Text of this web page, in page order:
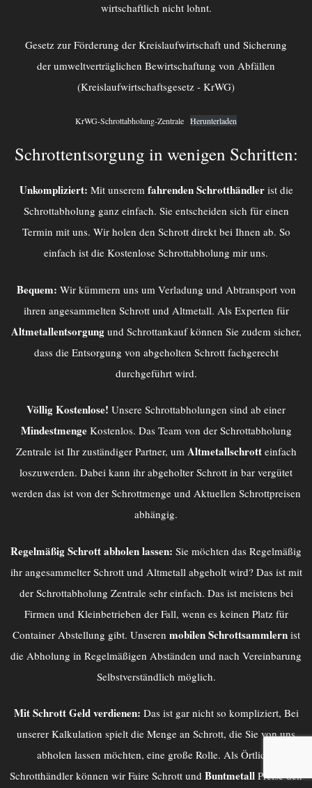
wirtschaftlich nicht lohnt.
Gesetz zur Förderung der Kreislaufwirtschaft und Sicherung
der umweltverträglichen Bewirtschaftung von Abfällen
(Kreislaufwirtschaftsgesetz - KrWG)
KrWG-Schrottabholung-Zentrale Herunterladen
Schrottentsorgung in wenigen Schritten:
Unkompliziert: Mit unserem fahrenden Schrotthändlerist die
Schrottabholung ganz einfach. Sie entscheiden sich für einen
Termin mit uns. Wir holen den Schrott direkt bei Ihnen ab. So
einfach ist die Kostenlose Schrottabholung mir uns.
Bequem: Wir kümmern uns um Verladung und Abtransport von
ihren angesammelten Schrott und Altmetall. Als Experten für
Altmetallentsorgung und Schrottankauf können Sie zudem sicher,
dass die Entsorgung von abgeholten Schrott fachgerecht
durchgeführt wird.
Völlig Kostenlose! Unsere Schrottabholungen sind ab einer
Mindestmenge Kostenlos. Das Team von der Schrottabholung
Zentraleist Ihr zuständiger Partner, um Altmetallschrott einfach
loszuwerden. Dabei kann ihr abgeholter Schrott in bar vergütet
werden das ist von der Schrottmenge und Aktuellen Schrottpreisen
abhängig.
Regelmäßig Schrott abholen lassen: Sie möchten das Regelmäßig
ihr angesammelter Schrott und Altmetall abgeholt wird? Das ist mit
der Schrottabholung Zentralesehr einfach. Das ist meistens bei
Firmen und Kleinbetrieben der Fall, wenn es keinen Platz für
Container Abstellung gibt. Unseren mobilen Schrottsammlernist
die Abholung in Regelmäßigen Abständen und nach Vereinbarung
Selbstverständlich möglich.
Mit Schrott Geld verdienen: Das ist gar nicht so kompliziert, Bei
unserer Kalkulation spielt die Menge an Schrott, die Sie von uns
abholen lassen möchten, eine große Rolle. Als Örtliche
Schrotthändler können wir Faire Schrott und Buntmetall Preise den